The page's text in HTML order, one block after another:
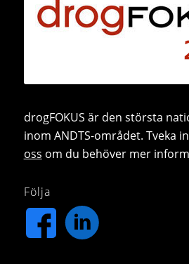
drogFOKUS är den största
inom ANDTS-området. Tveka
oss om du behöver mer
Följa